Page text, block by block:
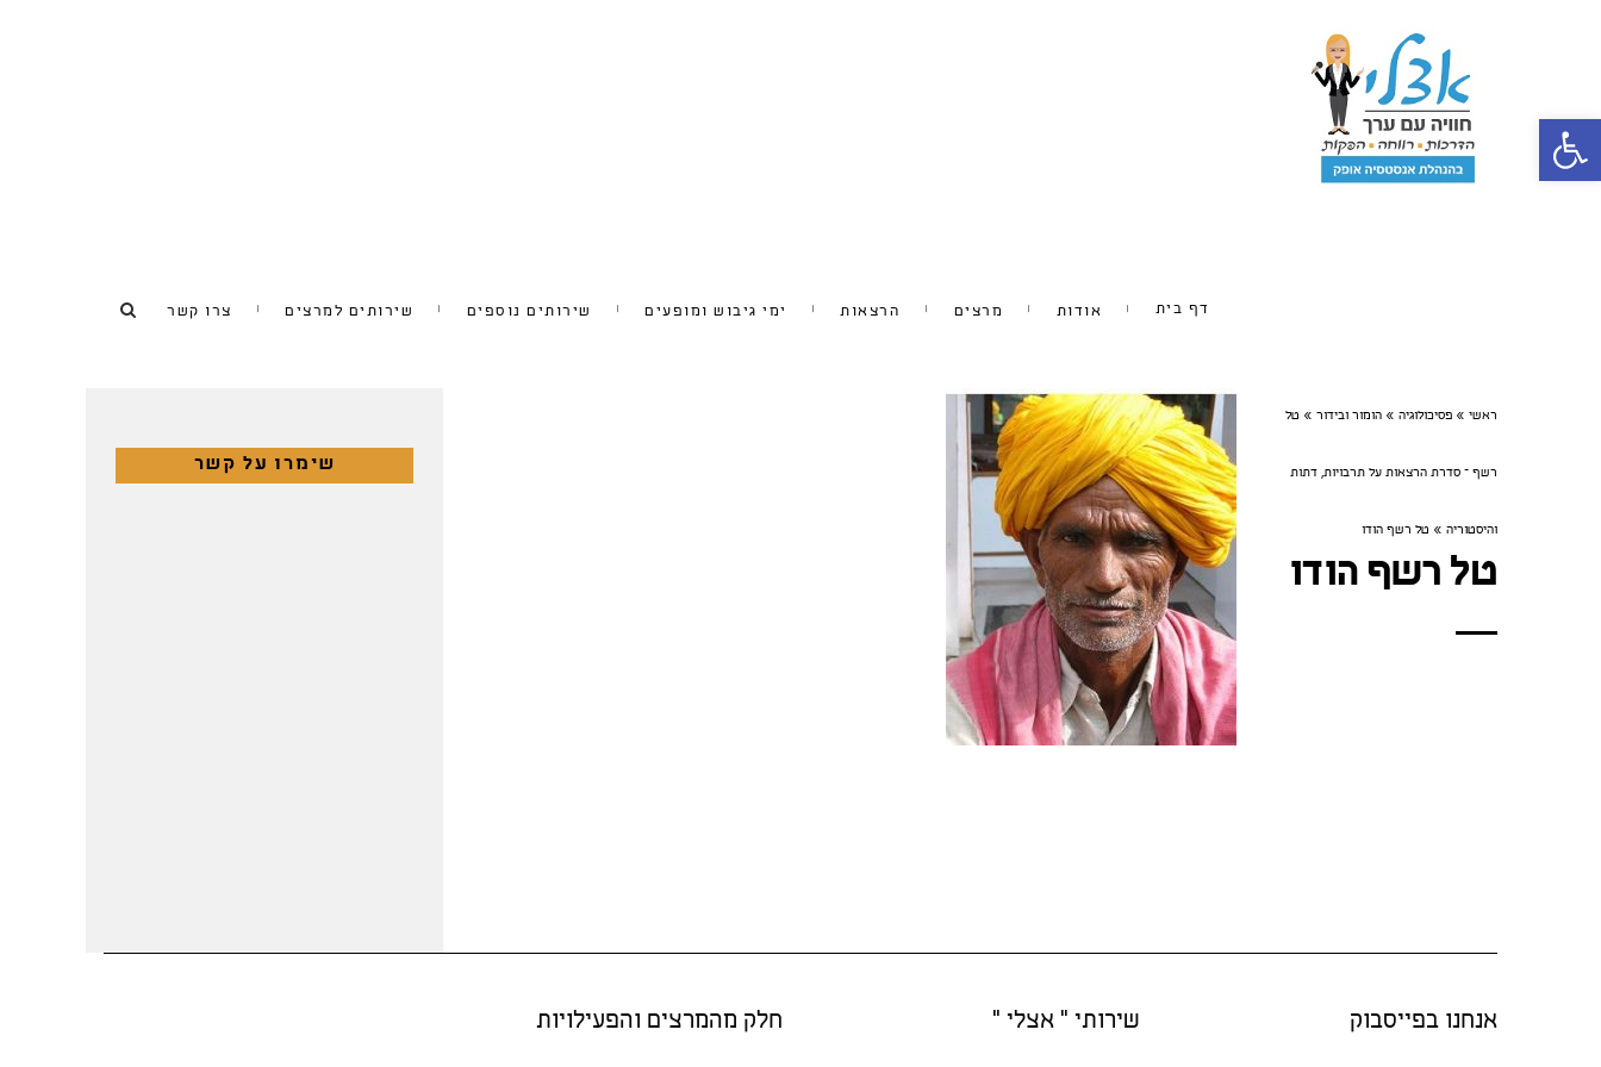
פתח סרגל נגישות
דף בית אודות מרצים הרצאות ימי גיבוש ומופעים שירותים נוספים שירותים למרצים צרו קשר
ראשי » פסיכולוגיה » הומור ובידור » טל
רשף – סדרת הרצאות על תרבויות, דתות
והיסטוריה » טל רשף הודו
טל רשף הודו
שימרו על קשר
אנחנו בפייסבוק שירותי " אצלי " חלק מהמרצים והפעילויות